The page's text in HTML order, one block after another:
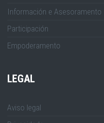
Información e Asesoramento
Participación
Empoderamento
LEGAL
Aviso legal